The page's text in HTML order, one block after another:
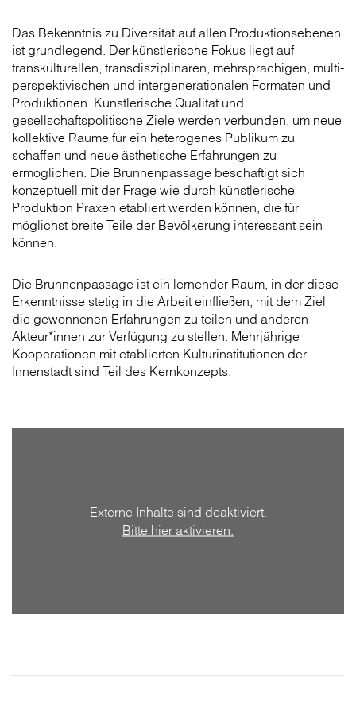
Das Bekenntnis zu Diversität auf allen Produktionsebenen
ist grundlegend. Der künstlerische Fokus liegt auf
transkulturellen, transdisziplinären, mehrsprachigen, multi-
perspektivischen und intergenerationalen Formaten und
Produktionen. Künstlerische Qualität und
gesellschaftspolitische Ziele werden verbunden, um neue
kollektive Räume für ein heterogenes Publikum zu
schaffen und neue ästhetische Erfahrungen zu
ermöglichen. Die Brunnenpassage beschäftigt sich
konzeptuell mit der Frage wie durch künstlerische
Produktion Praxen etabliert werden können, die für
möglichst breite Teile der Bevölkerung interessant sein
können.
Die Brunnenpassage ist ein lernender Raum, in der diese
Erkenntnisse stetig in die Arbeit einfließen, mit dem Ziel
die gewonnenen Erfahrungen zu teilen und anderen
Akteur*innen zur Verfügung zu stellen. Mehrjährige
Kooperationen mit etablierten Kulturinstitutionen der
Innenstadt sind Teil des Kernkonzepts.
Externe Inhalte sind deaktiviert.
Bitte hier aktivieren.